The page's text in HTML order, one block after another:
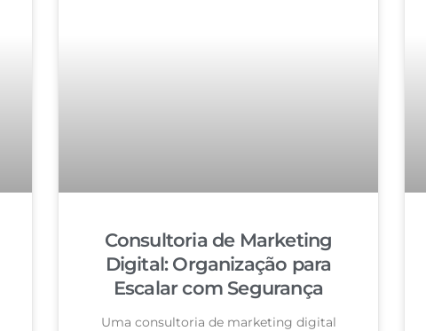
Consultoria de Marketing
Digital: Organização para
Escalar com Segurança
Uma consultoria de marketing digital